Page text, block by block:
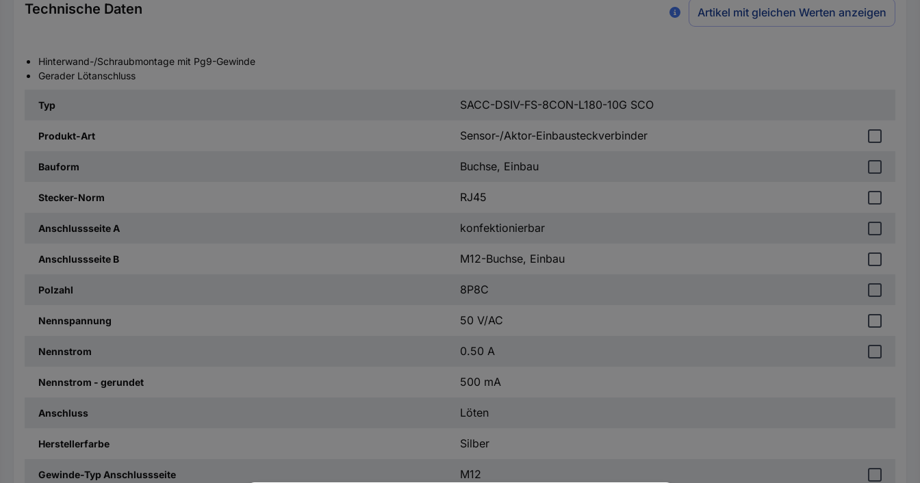
Technische Daten Artikel mit gleichen Werten anzeigen
Hinterwand-/Schraubmontage mit Pg9-Gewinde
Gerader Lötanschluss
Typ SACC-DSIV-FS-8CON-L180-10G SCO
Produkt-Art Sensor-/Aktor-Einbausteckverbinder
Bauform Buchse, Einbau
Stecker-Norm RJ45
Anschlussseite A konfektionierbar
Anschlussseite B M12-Buchse, Einbau
Polzahl 8P8C
Nennspannung 50 V/AC
Nennstrom 0.50 A
Nennstrom - gerundet 500 mA
Anschluss Löten
Herstellerfarbe Silber
Gewinde-Typ Anschlussseite M12